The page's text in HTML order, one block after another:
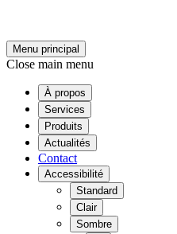
Menu principal
Close main menu
À propos
Services
Produits
Actualités
Contact
Accessibilité
Standard
Clair
Sombre